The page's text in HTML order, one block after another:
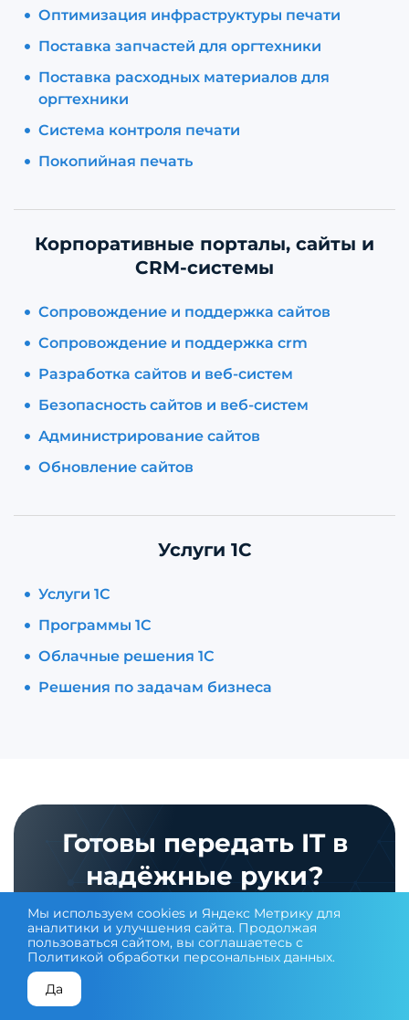
Оптимизация инфраструктуры печати
Поставка запчастей для оргтехники
Поставка расходных материалов для
оргтехники
Система контроля печати
Покопийная печать
Корпоративные порталы, сайты и
CRM-системы
Сопровождение и поддержка сайтов
Сопровождение и поддержка crm
Разработка сайтов и веб-систем
Безопасность сайтов и веб-систем
Администрирование сайтов
Обновление сайтов
Услуги 1С
Услуги 1С
Программы 1С
Облачные решения 1С
Решения по задачам бизнеса
Готовы передать IT в
надёжные руки?
КОНСУЛЬТАЦИЯ ЭКСПЕРТА
Мы используем cookies и Яндекс Метрику для
аналитики и улучшения сайта. Продолжая
пользоваться сайтом, вы соглашаетесь с
Политикой обработки персональных данных.
Да